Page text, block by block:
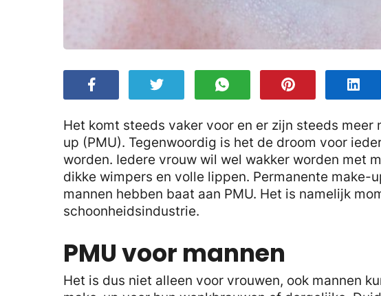
Het komt steeds vaker voor en er zijn steeds
up (PMU). Tegenwoordig is het de droom voor
worden. Iedere vrouw wil wel wakker worden met
dikke wimpers en volle lippen. Permanente make-
mannen hebben baat aan PMU. Het is namelijk
schoonheidsindustrie.
PMU voor mannen
Het is dus niet alleen voor vrouwen, ook mannen